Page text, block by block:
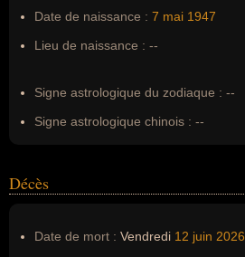
Date de naissance : 7 mai 1947
Lieu de naissance : --
Signe astrologique du zodiaque : --
Signe astrologique chinois : --
Décès
Date de mort : Vendredi 12 juin 2026